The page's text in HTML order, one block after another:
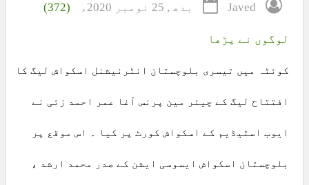
Javed بدھ , 25 نومبر 2020ء (372)
لوگوں نے پڑھا
کوئٹہ میں تیسری بلوچستان انٹرنیشنل اسکواش لیگ کا
افتتاح لیگ کے چیئر مین پرنس آغا عمر احمد زئی نے
ایوب اسٹیڈیم کے اسکواش کورٹ پر کیا ۔ اس موقع پر
بلوچستان اسکواش ایسوسی ایشن کے صدر محمد ارشد ،